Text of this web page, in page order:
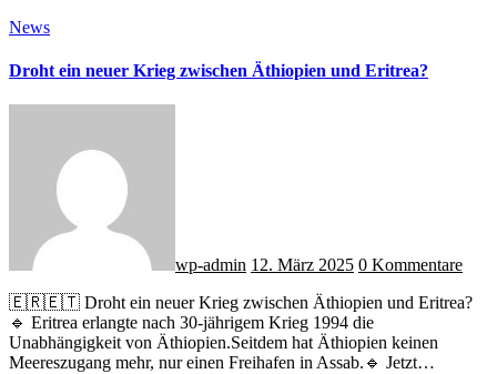
News
Droht ein neuer Krieg zwischen Äthiopien und Eritrea?
wp-admin 12. März 2025 0 Kommentare
🇪🇷🇪🇹 Droht ein neuer Krieg zwischen Äthiopien und Eritrea?
🔹 Eritrea erlangte nach 30-jährigem Krieg 1994 die
Unabhängigkeit von Äthiopien.Seitdem hat Äthiopien keinen
Meereszugang mehr, nur einen Freihafen in Assab.🔹 Jetzt…